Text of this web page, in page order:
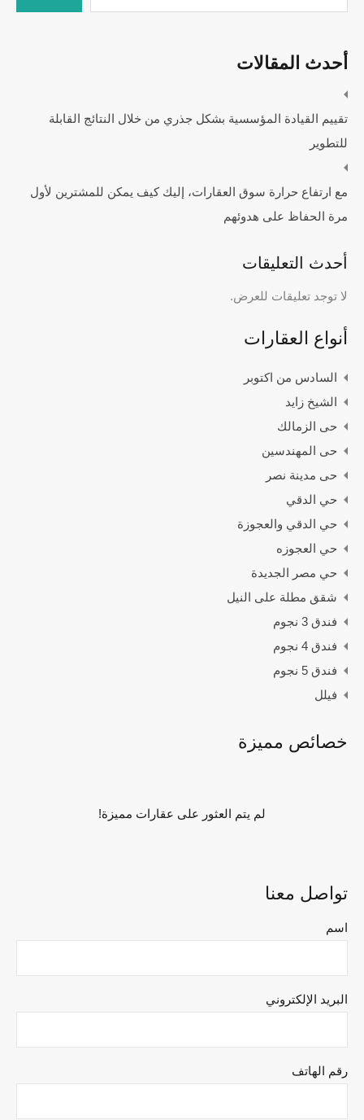
تقييم القيادة المؤسسية بشكل جذري من خلال النتائج القابلة
للتطوير
مع ارتفاع حرارة سوق العقارات، إليك كيف يمكن للمشترين لأول
مرة الحفاظ على هدوئهم
لا توجد تعليقات للعرض.
أنواع العقارات
السادس من اكتوبر
الشيخ زايد
حى الزمالك
حى المهندسين
حى مدينة نصر
حي الدقي
حي الدقي والعجوزة
حي العجوزه
حي مصر الجديدة
شقق مطلة على النيل
فندق 3 نجوم
فندق 4 نجوم
فندق 5 نجوم
فيلل
خصائص مميزة
لم يتم العثور على عقارات مميزة!
تواصل معنا
اسم
البريد الإلكتروني
رقم الهاتف